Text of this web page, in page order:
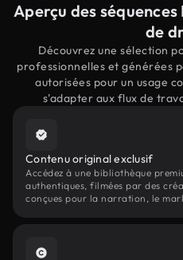
Aperçu des
de
Découvrez une sélection
professionnelles et générées
autorisées pour un usage
s'adapter aux flux de
Contenu original exclusif
Accédez à une bibliothèque
authentiques, filmées par des
conçues pour la narration, le